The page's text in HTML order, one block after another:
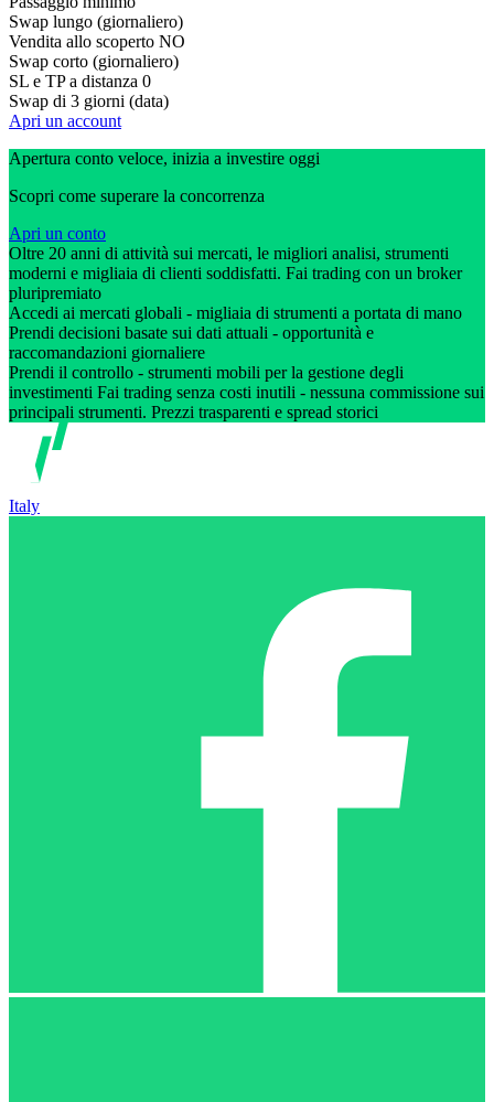
Swap lungo (giornaliero)
Vendita allo scoperto NO
Swap corto (giornaliero)
SL e TP a distanza 0
Swap di 3 giorni (data)
Apri un account
Apertura conto veloce, inizia a investire oggi
Scopri come superare la concorrenza
Apri un conto
Oltre 20 anni di attività sui mercati, le migliori analisi, strumenti
moderni e migliaia di clienti soddisfatti. Fai trading con un broker
pluripremiato
Accedi ai mercati globali - migliaia di strumenti a portata di mano
Prendi decisioni basate sui dati attuali - opportunità e
raccomandazioni giornaliere
Prendi il controllo - strumenti mobili per la gestione degli
investimenti Fai trading senza costi inutili - nessuna commissione sui
principali strumenti. Prezzi trasparenti e spread storici
Italy